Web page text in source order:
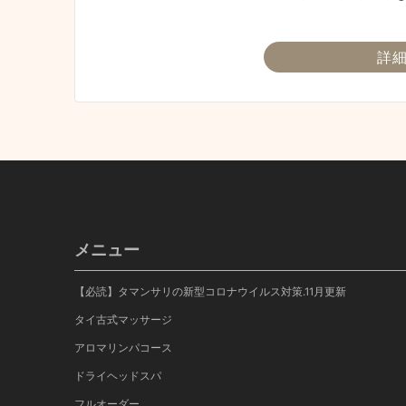
詳
メニュー
【必読】タマンサリの新型コロナウイルス対策.11月更新
タイ古式マッサージ
アロマリンパコース
ドライヘッドスパ